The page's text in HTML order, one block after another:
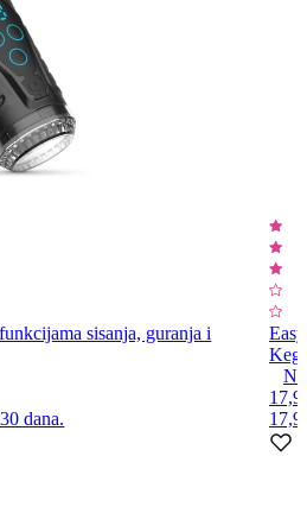
sisanja, guranja i
dana.